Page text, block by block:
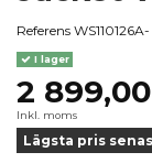
Referens
I lager
2
Inkl. moms
Lägsta pris